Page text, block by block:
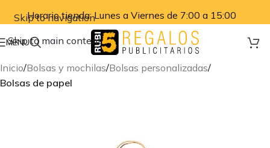
Skip to navigation
Skip to main content
Horario tienda: Lunes a Viernes de 7:00 a 15:00
MENU
Inicio Bolsas y mochilas Bolsas personalizadas
Bolsas de papel